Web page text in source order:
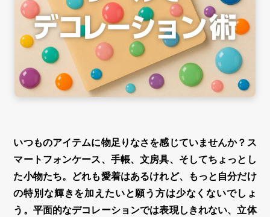
いつものアイテムに物足りなさを感じていませんか？ス
マートフォンケース、手帳、文房具、そしてちょっとし
た小物たち。どれも愛着はあるけれど、もっと自分だけ
の特別な輝きを加えたいと願う方は少なくないでしょ
う。平面的なデコレーションでは表現しきれない、立体